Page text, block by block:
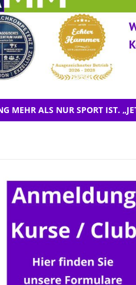
MEHR ALS NUR SPORT IST.